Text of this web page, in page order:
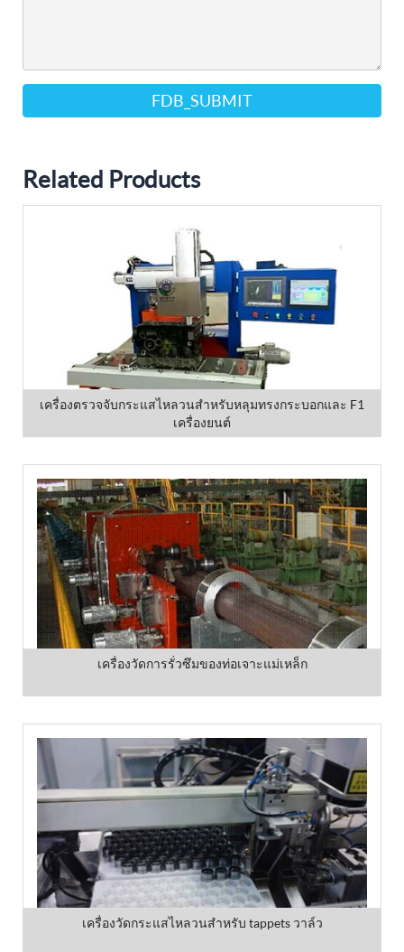
FDB_SUBMIT
Related Products
เครื่องตรวจจับกระแสไหลวนสำหรับหลุมทรงกระบอกและ F1
เครื่องยนต์
เครื่องวัดการรั่วซึมของท่อเจาะแม่เหล็ก
เครื่องวัดกระแสไหลวนสำหรับ tappets วาล์ว